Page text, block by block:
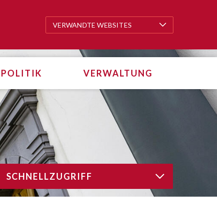
VERWANDTE WEBSITES
VERWANDTE WEBSITES
POLITIK VERWALTUNG
SCHNELLZUGRIFF